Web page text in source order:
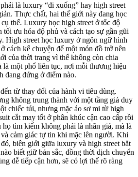
là luxury “đi xuống” hay high street
Thực chất, hai thế giới này đang học
thể. Luxury học high street ở tốc độ
tối ưu hóa độ phủ và cách tạo sự gần gũi
High street học luxury ở ngôn ngữ hình
cách kể chuyện để một món đồ trở nên
của thời trang vì thế không còn chia
là một phổ liên tục, nơi mỗi thương hiệu
đang đứng ở điểm nào.
từ thay đổi của hành vi tiêu dùng.
không trung thành với một tầng giá duy
chiếc túi, nhưng mặc áo sơ mi từ high
cắt may tốt ở phân khúc cận cao cấp rồi
tìm kiếm không phải là nhãn giá, mà là
cảm giác tự tin khi mặc lên người. Khi
biên giới giữa luxury và high street bắt
biết giữ bản sắc, đồng thời dịch chuyển
dễ tiếp cận hơn, sẽ có lợi thế rõ ràng